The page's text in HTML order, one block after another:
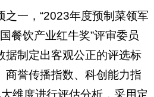
之一，“2023年度预制菜领军
餐饮产业红牛奖”评审委员
据制定出客观公正的评选标
商誉传播指数、科创能力指
维度进行评估分析，采用定